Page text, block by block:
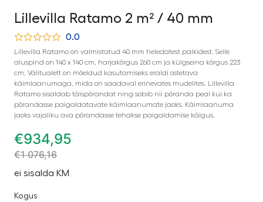
Lillevilla Ratamo 2 m² / 40 mm
0.0
Lillevilla Ratamo on valmistatud 40 mm heledatest palkidest. Selle
aluspind on 140 x 140 cm, harjakõrgus 260 cm ja külgseina kõrgus 223
cm. Välitualett on mõeldud kasutamiseks eraldi ostetava
käimlaanumaga, mida on saadaval erinevates mudelites. Lillevilla
Ratamo sisaldab täispõrandat ning sobib nii põranda peal kui ka
põrandasse paigaldatavate käimlaanumate jaoks. Käimlaanuma
jaoks vajaliku ava põrandasse tehakse paigaldamise käigus.
€934,95
€1 076,16
ei sisalda KM
Kogus